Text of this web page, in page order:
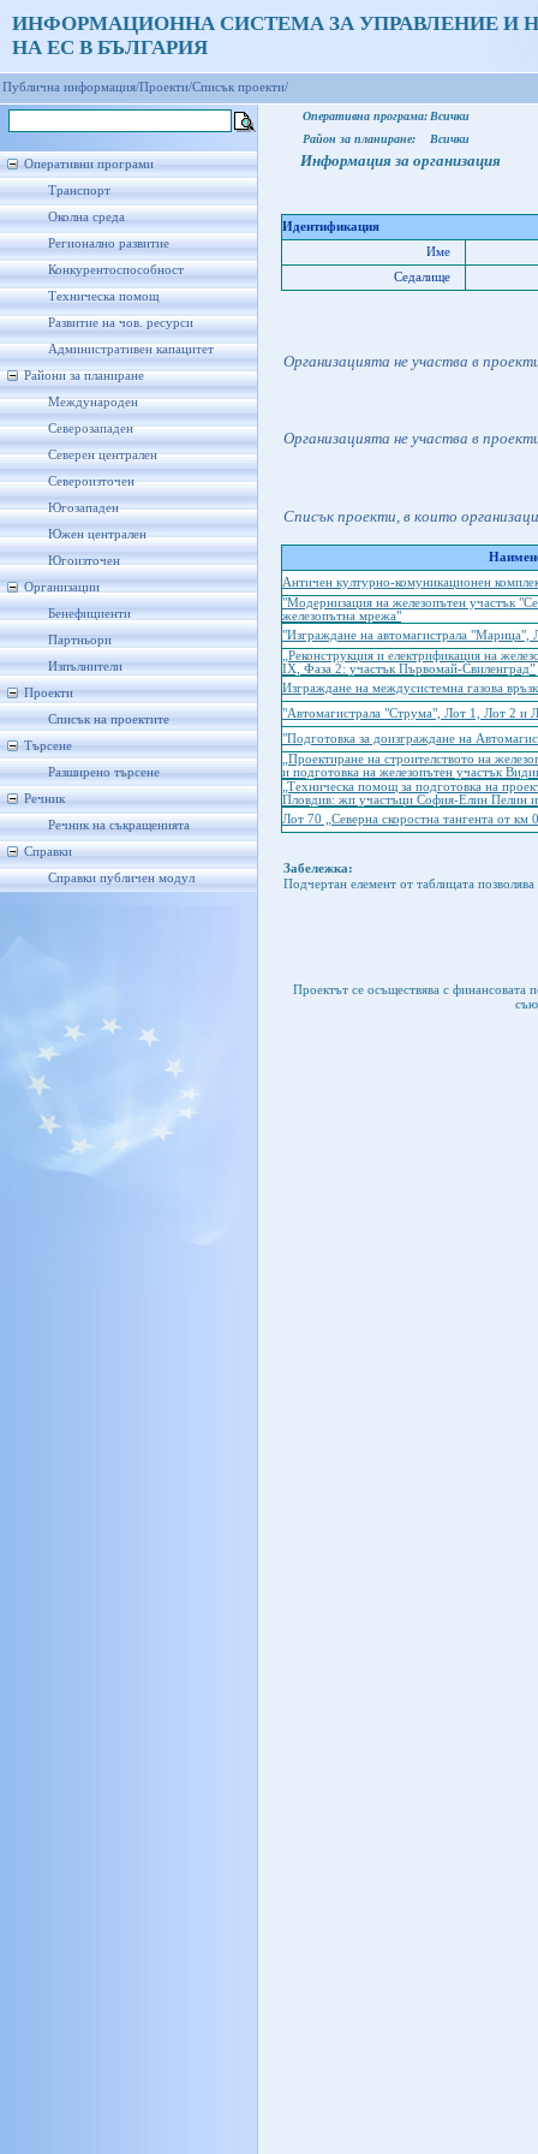
ИНФОРМАЦИОННА СИСТЕМА ЗА УПРАВЛЕНИЕ И
НА ЕС В БЪЛГАРИЯ
Публична информация/Проекти/Списък проекти/
Оперативни програми
Транспорт
Околна среда
Регионално развитие
Конкурентоспособност
Техническа помощ
Развитие на чов. ресурси
Административен капацитет
Райони за планиране
Международен
Северозападен
Северен централен
Североизточен
Югозападен
Южен централен
Югоизточен
Организации
Бенефициенти
Партньори
Изпълнители
Проекти
Списък на проектите
Търсене
Разширено търсене
Речник
Речник на съкращенията
Справки
Справки публичен модул
Оперативна програма: Всички
Район за планиране:
Всички
Информация за организация
Идентификация
Име
Седалище
Организацията не участва в
Организацията не участва в
Списък проекти, в които
Античен културно-комуникационен
"Модернизация на железопътен участък
железопътна мрежа"
"Изграждане на автомагистрала "Марица",
„Реконструкция и електрификация на
IX, Фаза 2: участък Първомай-Свиленград”
Изграждане на междусистемна газова
"Автомагистрала "Струма", Лот 1, Лот 2 и
"Подготовка за доизграждане на
„Проектиране на строителството на
и подготовка на железопътeн участък
„Техническа помощ за подготовка на
Пловдив: жп участъци София-Елин Пелин
Лот 70 „Северна скоростна тангента от
Забележка:
Подчертан елемент от таблицата
Проектът се осъществява с финансовата